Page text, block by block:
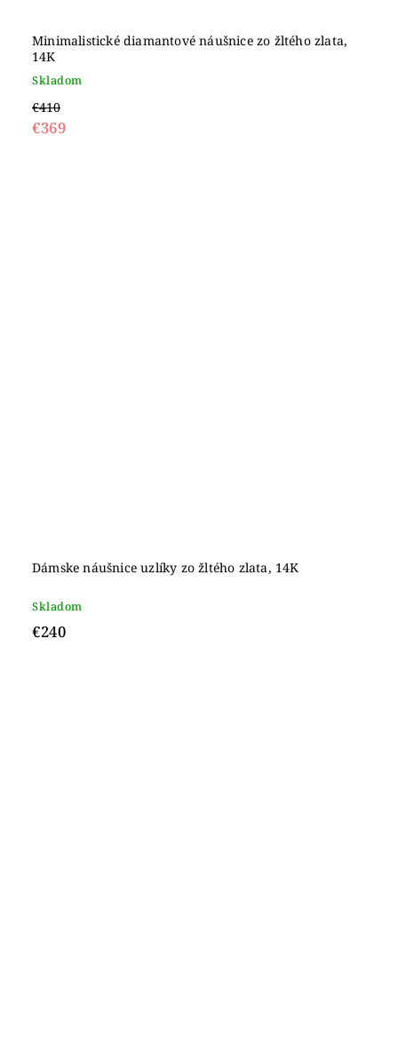
Minimalistické diamantové náušnice zo žltého zlata,
14K
Skladom
€410
€369
Dámske náušnice uzlíky zo žltého zlata, 14K
Skladom
€240